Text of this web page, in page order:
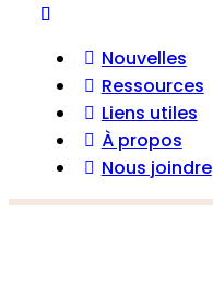
Nouvelles
Ressources
Liens utiles
À propos
Nous joindre